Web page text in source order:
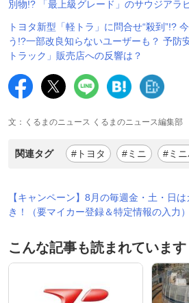
別物!? 「最上級グレード」のサウジアラ
トヨタ新型「軽トラ」に問合せ“殺到”!?
う!?一部改良知らないユーザーも？ 予防
トラック」販売店への反響は？
文：くるまのニュース くるまのニュース編集部
関連タグ #トヨタ #ミニ #ミ
【キャンペーン】8月の毎週金・土・日
き！（要マイカー登録＆特定情報の入力）
こんな記事も読まれています